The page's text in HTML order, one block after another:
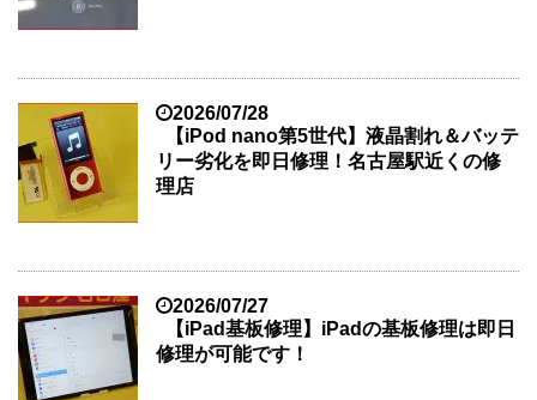
2026/07/28
【iPod nano第5世代】液晶割れ＆バッテ
リー劣化を即日修理！名古屋駅近くの修
理店
2026/07/27
【iPad基板修理】iPadの基板修理は即日
修理が可能です！